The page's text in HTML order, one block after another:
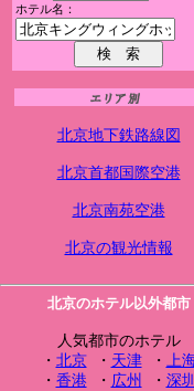
ホテル名：
北京地下鉄路線図
北京首都国際空港
北京南苑空港
北京の観光情報
北京のホテル以外都市
人気都市のホテル
・ 北京・ 天津・ 上
・ 香港・ 広州 ・ 深圳